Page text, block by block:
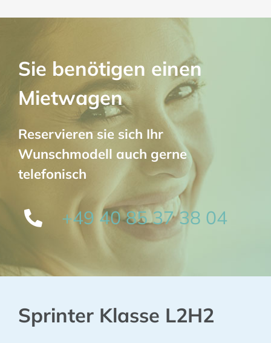
Sie benötigen einen
Mietwagen
Reservieren sie sich Ihr
Wunschmodell auch gerne
telefonisch
+49 40 85 37 38 04
Sprinter Klasse L2H2